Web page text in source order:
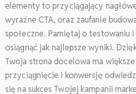
elementy to przyciągający
wyraźne CTA, oraz zaufanie
społeczne. Pamiętaj o testowaniu
osiągnąć jak najlepsze wyniki.
Twoja strona docelowa ma większe
przyciągnięcie i konwersję
się na sukces Twojej kampanii